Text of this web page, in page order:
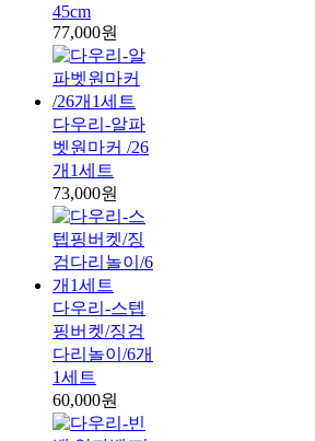
45cm
77,000원
다우리-알파
벳원마커 /26
개1세트
73,000원
다우리-스텝
핑버켓/징검
다리놀이/6개
1세트
60,000원